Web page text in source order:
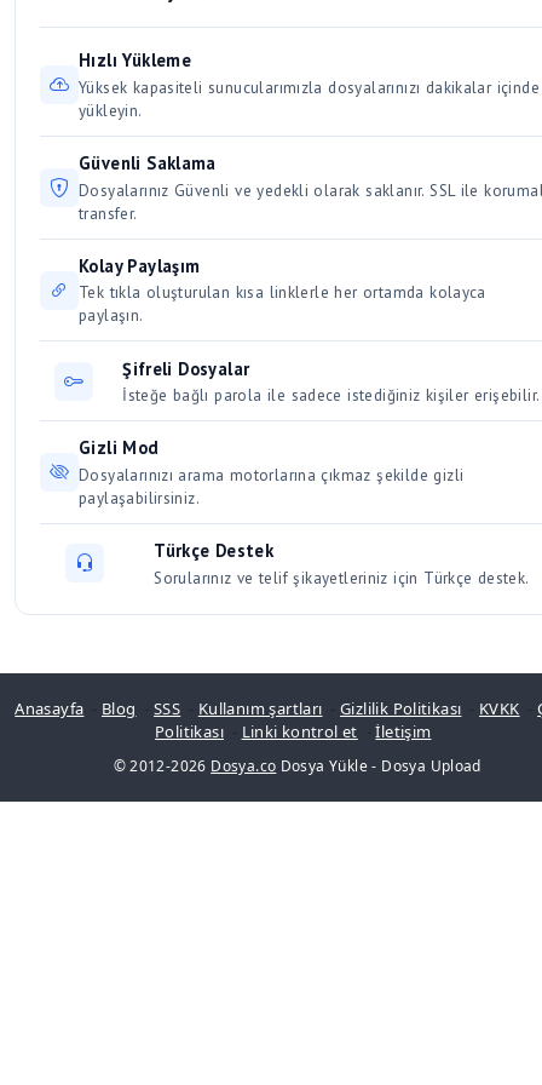
ve hız artışına sebep olur. Aynı anda birden fazla büyük
dosyayı indirmek bağlantınızı yavaşlatacağından, dosyaları
sırayla indirmeye özen gösterin.
Alternatif: 7-Zip, WinRAR
erişilen dosyalar kalıcı olarak saklanır. Kullanıcılar için 30 /
Üyeler için 50 gün dosya saklama süresi vardır.
Hızlı Yükleme
Yüksek kapasiteli sunucularımızla dosyalarınızı dakikalar içinde
yükleyin.
Güvenli Saklama
Dosyalarınız Güvenli ve yedekli olarak saklanır. SSL ile
transfer.
Kolay Paylaşım
Tek tıkla oluşturulan kısa linklerle her ortamda kolayca
paylaşın.
Şifreli Dosyalar
İsteğe bağlı parola ile sadece istediğiniz kişiler erişebilir.
Gizli Mod
Dosyalarınızı arama motorlarına çıkmaz şekilde gizli
paylaşabilirsiniz.
Türkçe Destek
Sorularınız ve telif şikayetleriniz için Türkçe destek.
Anasayfa Blog -SSS Kullanım şartları -Gizlilik Politikası KVKK -
Politikası
Linki kontrol et -İletişim
© 2012-2026 Dosya.co Dosya Yükle- Dosya Upload